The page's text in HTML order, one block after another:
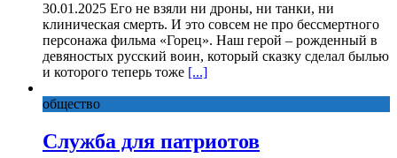
30.01.2025 Его не взяли ни дроны, ни танки, ни
клиническая смерть. И это совсем не про бессмертного
персонажа фильма «Горец». Наш герой – рожденный в
девяностых русский воин, который сказку сделал былью
и которого теперь тоже [...]
общество
Служба для патриотов